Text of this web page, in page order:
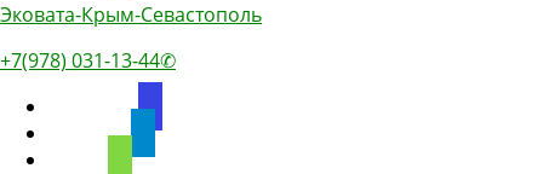
Эковата-Крым-Севастополь
+7(978) 031-13-44✆
discourse
telegram